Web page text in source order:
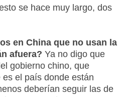
se hace muy largo, dos
en China que no usan la
afuera? Ya no digo que
gobierno chino, que
el país donde están
deberían seguir las de